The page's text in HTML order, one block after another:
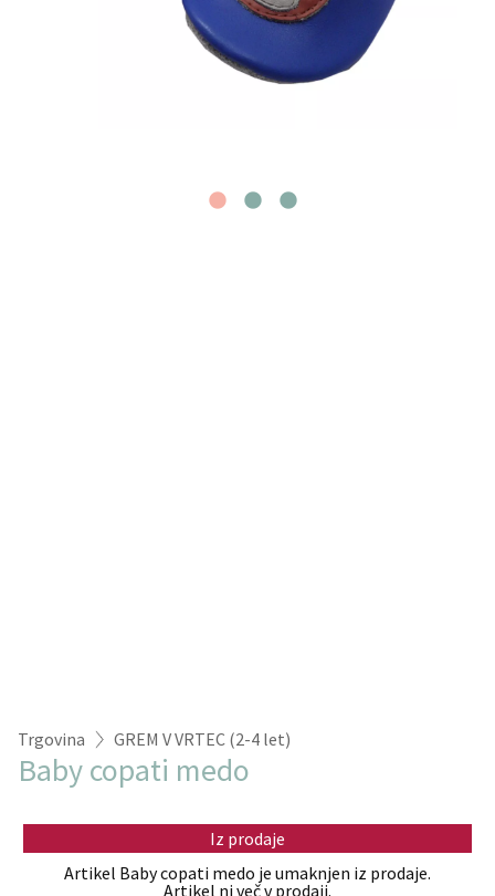
Trgovina GREM V VRTEC (2-4 let)
Baby copati medo
Iz prodaje
Artikel Baby copati medo je umaknjen iz prodaje.
Artikel ni več v prodaji.